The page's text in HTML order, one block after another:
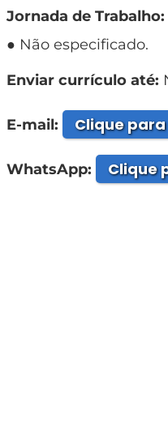
Jornada de Trabalho:
● Não especificado.
Enviar currículo até:
E-mail: Clique
WhatsApp: Clique